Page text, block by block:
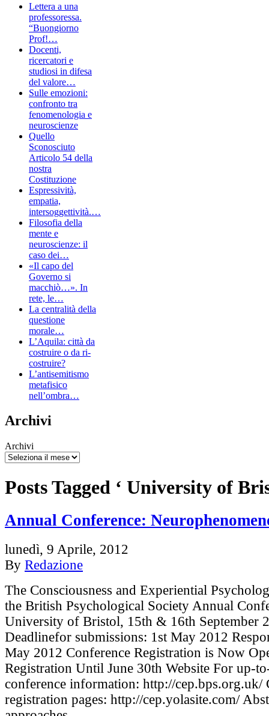
Lettera a una
professoressa.
“Buongiorno
Prof!…
Docenti,
ricercatori e
studiosi in difesa
del valore…
Sulle emozioni:
confronto tra
fenomenologia e
neuroscienze
Quello
Sconosciuto
Articolo 54 della
nostra
Costituzione
Espressività,
empatia,
intersoggettività.…
Filosofia della
mente e
neuroscienze: il
caso dei…
«Il capo del
Governo si
macchiò…». In
rete, le…
La centralità della
questione
morale…
L’Aquila: città da
costruire o da ri-
costruire?
L’antisemitismo
metafisico
nell’ombra…
Archivi
Archivi
Posts Tagged ‘ University of
Annual Conference:
lunedì, 9 Aprile, 2012
By Redazione
The Consciousness and Experiential
the British Psychological Society Annual
University of Bristol, 15th & 16th September
Deadlinefor submissions: 1st May 2012
May 2012 Conference Registration is Now
Registration Until June 30th Website For up-
conference information: http://cep.bps.org.uk/
registration pages: http://cep.yolasite.com/